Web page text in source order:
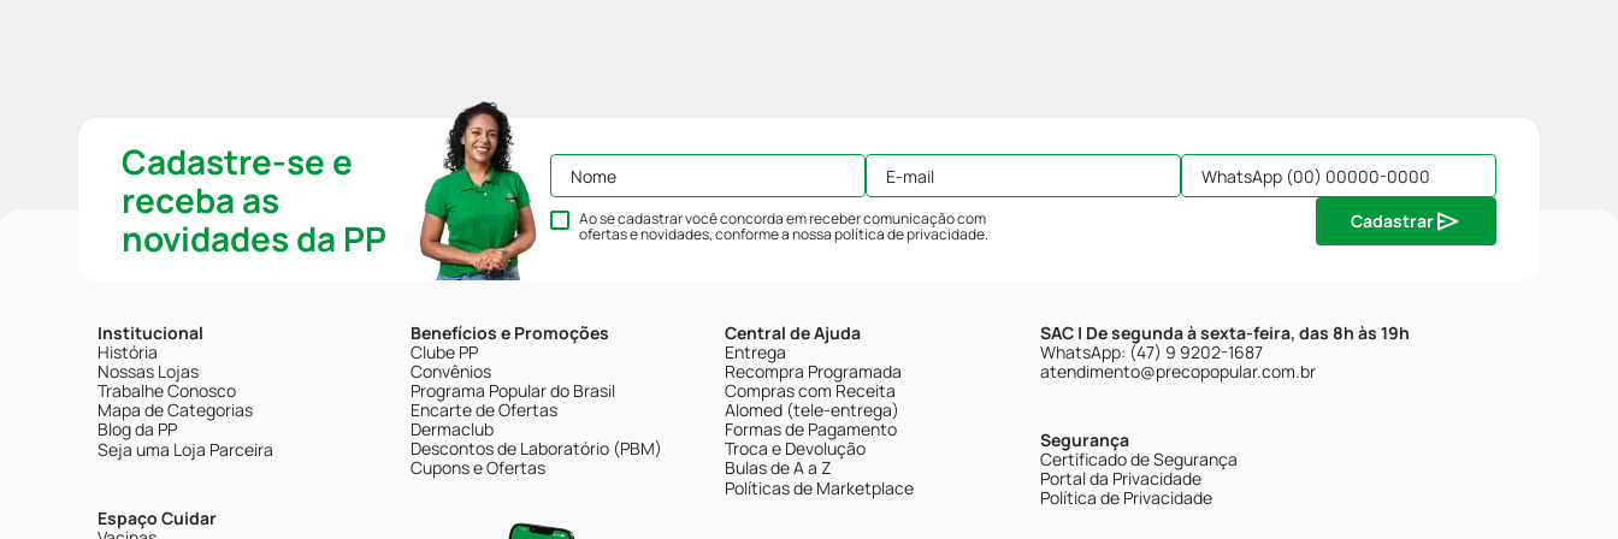
Cadastre-se e
receba as
novidades da PP
Ao se cadastrar você concorda em receber comunicação com
ofertas e novidades, conforme a nossapolítica de privacidade.
Cadastrar
Institucional
História
Nossas Lojas
Trabalhe Conosco
Mapa de Categorias
Blog da PP
Seja uma Loja Parceira
Espaço Cuidar
Benefícios e Promoções
Clube PP
Convênios
Programa Popular do Brasil
Encarte de Ofertas
Dermaclub
Descontos de Laboratório (PBM)
Cupons e Ofertas
Central de Ajuda
Entrega
Recompra Programada
Compras com Receita
Alomed (tele-entrega)
Formas de Pagamento
Troca e Devolução
Bulas de A a Z
Políticas de Marketplace
SAC | De segunda à sexta-feira, das 8h às 19h
WhatsApp: (47) 9 9202-1687
atendimento@precopopular.com.br
Segurança
Certificado de Segurança
Portal da Privacidade
Política de Privacidade